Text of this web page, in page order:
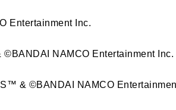
Entertainment Inc.
NAMCO Entertainment Inc.
& ©BANDAI NAMCO